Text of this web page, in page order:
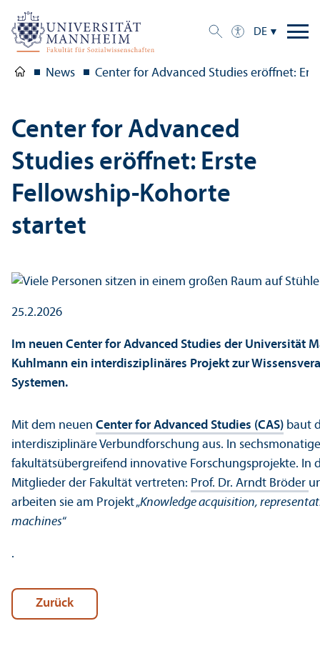
DE
News Center for Advanced Studies eröffnet:
Center for Advanced
Studies eröffnet: Erste
Fellow­ship-Kohorte
startet
25.2.2026
Im neuen Center for Advanced Studies der Universität
Kuhlmann ein interdisziplinäres Projekt zur
Systemen.
Mit dem neuen Center for Advanced Studies (CAS) baut
interdisziplinäre Verbundforschung aus. In
fakultäts­übergreifend innovative Forschungs­projekte. In
Mitglieder der Fakultät vertreten: Prof. Dr. Arndt Bröder
arbeiten sie am Projekt „Knowledge acquisition,
machines“
.
Zurück